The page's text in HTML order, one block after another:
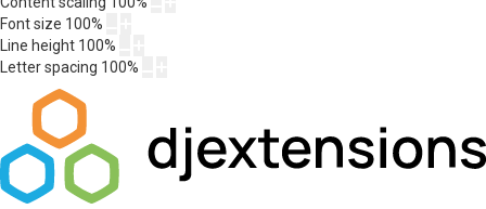
Font size 100%
Line height 100%
Letter spacing 100%